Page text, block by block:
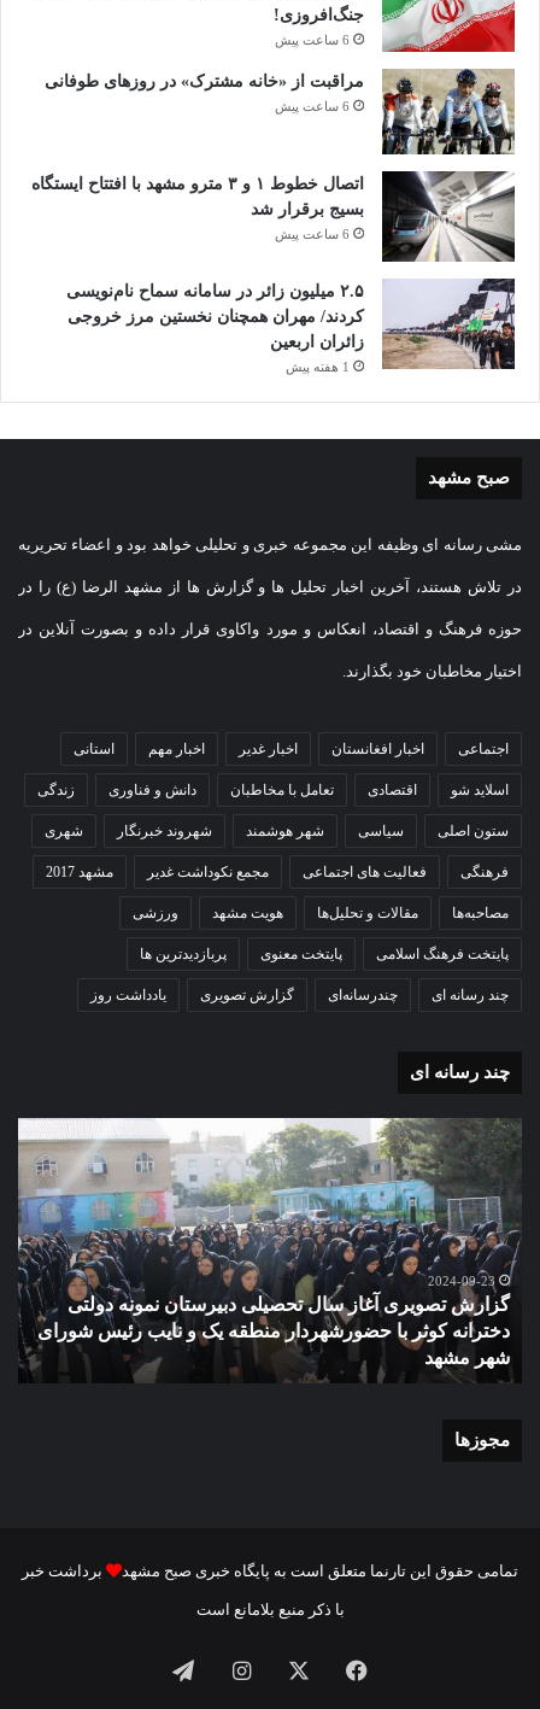
جنگ‌افروزی!
6 ساعت پیش
مراقبت از «خانه مشترک» در روزهای طوفانی
6 ساعت پیش
اتصال خطوط ۱ و ۳ مترو مشهد با افتتاح ایستگاه
بسیج برقرار شد
6 ساعت پیش
۲.۵ میلیون زائر در سامانه سماح نام‌نویسی
کردند/ مهران همچنان نخستین مرز خروجی
زائران اربعین
1 هفته پیش
صبح مشهد
مشی رسانه ای وظیفه این مجموعه خبری و تحلیلی خواهد بود و اعضاء تحریریه
در تلاش هستند، آخرین اخبار تحلیل ها و گزارش ها از مشهد الرضا (ع) را در
حوزه فرهنگ و اقتصاد، انعکاس و مورد واکاوی قرار داده و بصورت آنلاین در
اختیار مخاطبان خود بگذارند.
اجتماعی اخبار افغانستان اخبار غدیر اخبار مهم استانی
اسلاید شو اقتصادی تعامل با مخاطبان دانش و فناوری زندگی
ستون اصلی سیاسی شهر هوشمند شهروند خبرنگار شهری
فرهنگی فعالیت های اجتماعی مجمع نکوداشت غدیر مشهد 2017
مصاحبه‌ها مقالات و تحلیل‌ها هویت مشهد ورزشی
پایتخت فرهنگ اسلامی پایتخت معنوی پربازدیدترین ها
چند رسانه ای چندرسانه‌ای گزارش تصویری یادداشت روز
چند رسانه ای
گزارش
تصویری
آغاز
سال
تحصیلی
دبیرستان
نمونه
دولتی
دخترانه
کوثر
با
منطقه
شورای
2024-09-23
گزارش تصویری آغاز سال تحصیلی دبیرستان نمونه دولتی
دخترانه کوثر با حضورشهردار منطقه یک و نایب رئیس شورای
شهر مشهد
مجوزها
تمامی حقوق این تارنما متعلق است به پایگاه خبری صبح مشهد برداشت خبر
با ذکر منبع بلامانع است
فیسبوک ایکساینستاگرامتلگرام